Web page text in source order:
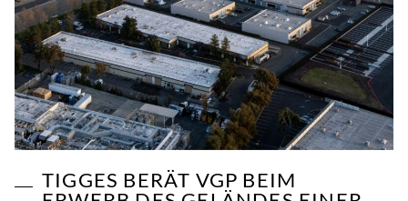
TIGGES BERÄT VGP BEIM